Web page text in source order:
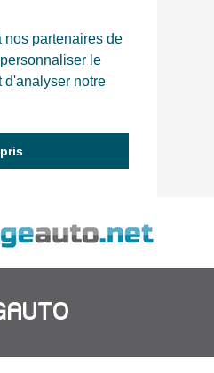
nos partenaires de
le
d'analyser notre